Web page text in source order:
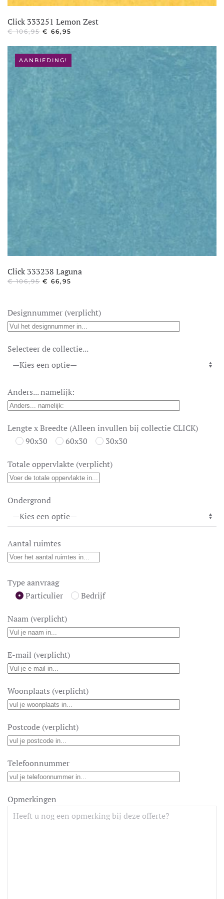
Click 333251 Lemon Zest
€106,95 OORSPRONKELIJKE
WAS:
€ 106,95.
€ 66,95
IS:
€ 66,95.
AANBIEDING!
Click 333238 Laguna
€106,95 OORSPRONKELIJKE
€ 66,95
Designnummer (verplicht)
Selecteer de collectie...
Anders... namelijk:
Lengte x Breedte (Alleen invullen bij collectie CLICK)
90x30
60x30 30x30
Totale oppervlakte (verplicht)
Ondergrond
Aantal ruimtes
Type aanvraag
Particulier
Bedrijf
Naam (verplicht)
E-mail (verplicht)
Woonplaats (verplicht)
Postcode (verplicht)
Telefoonnummer
Opmerkingen